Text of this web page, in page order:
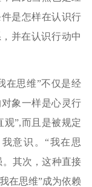
是怎样在认识行
并在认识行动中
在思维”不仅是经
象一样是心灵行
观”,而且是被规定
意识。“我在思
其次，这种直接
在思维”成为依赖